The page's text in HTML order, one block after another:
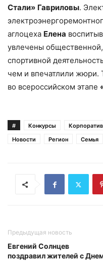
Стали» Гавриловы.
аглоцеха Елена
увлечены
спортивной
чем и впечатлили жюри.
во всероссийском этапе
# Конкурсы
Новости
Регион Семья
Предыдущая новость
Евгений Солнцев
поздравил жителей с